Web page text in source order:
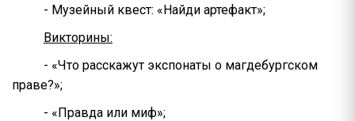
- Музейный квест: «Найди артефакт»;
Викторины:
- «Что расскажут экспонаты о магдебургском
праве?»;
- «Правда или миф»;